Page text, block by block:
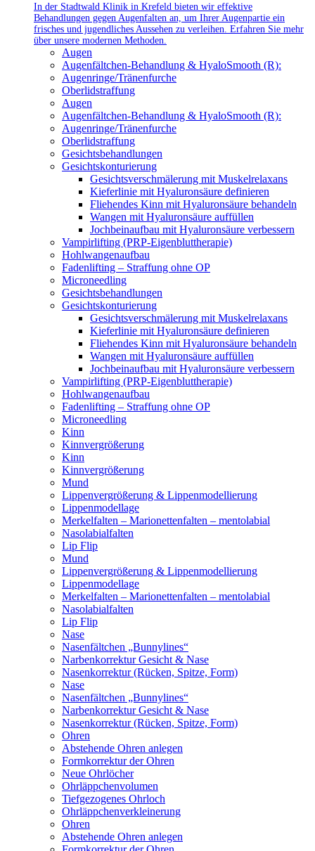
In der Stadtwald Klinik in Krefeld bieten wir effektive
Behandlungen gegen Augenfalten an, um Ihrer Augenpartie ein
frisches und jugendliches Aussehen zu verleihen. Erfahren Sie mehr
über unsere modernen Methoden.
Augen
Augenfältchen-Behandlung & HyaloSmooth (R):
Augenringe/Tränenfurche
Oberlidstraffung
Augen
Augenfältchen-Behandlung & HyaloSmooth (R):
Augenringe/Tränenfurche
Oberlidstraffung
Gesichtsbehandlungen
Gesichtskonturierung
Gesichtsverschmälerung mit Muskelrelaxans
Kieferlinie mit Hyaluronsäure definieren
Fliehendes Kinn mit Hyaluronsäure behandeln
Wangen mit Hyaluronsäure auffüllen
Jochbeinaufbau mit Hyaluronsäure verbessern
Vampirlifting (PRP-Eigenbluttherapie)
Hohlwangenaufbau
Fadenlifting – Straffung ohne OP
Microneedling
Gesichtsbehandlungen
Gesichtskonturierung
Gesichtsverschmälerung mit Muskelrelaxans
Kieferlinie mit Hyaluronsäure definieren
Fliehendes Kinn mit Hyaluronsäure behandeln
Wangen mit Hyaluronsäure auffüllen
Jochbeinaufbau mit Hyaluronsäure verbessern
Vampirlifting (PRP-Eigenbluttherapie)
Hohlwangenaufbau
Fadenlifting – Straffung ohne OP
Microneedling
Kinn
Kinnvergrößerung
Kinn
Kinnvergrößerung
Mund
Lippenvergrößerung & Lippenmodellierung
Lippenmodellage
Merkelfalten – Marionettenfalten – mentolabial
Nasolabialfalten
Lip Flip
Mund
Lippenvergrößerung & Lippenmodellierung
Lippenmodellage
Merkelfalten – Marionettenfalten – mentolabial
Nasolabialfalten
Lip Flip
Nase
Nasenfältchen „Bunnylines“
Narbenkorrektur Gesicht & Nase
Nasenkorrektur (Rücken, Spitze, Form)
Nase
Nasenfältchen „Bunnylines“
Narbenkorrektur Gesicht & Nase
Nasenkorrektur (Rücken, Spitze, Form)
Ohren
Abstehende Ohren anlegen
Formkorrektur der Ohren
Neue Ohrlöcher
Ohrläppchenvolumen
Tiefgezogenes Ohrloch
Ohrläppchenverkleinerung
Ohren
Abstehende Ohren anlegen